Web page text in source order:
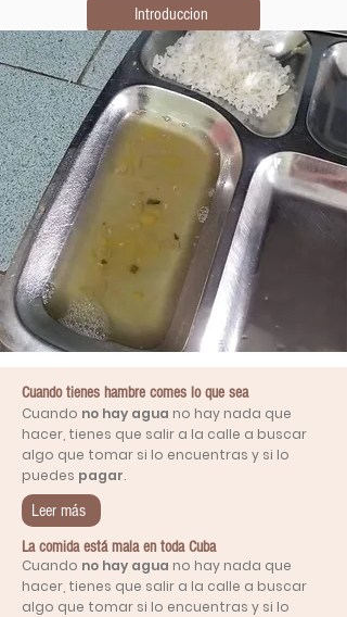
Introduccion
Entrevistas
Cuando tienes hambre comes lo que sea
Cuando no hay agua no hay nada que
hacer, tienes que salir a la calle a buscar
algo que tomar si lo encuentras y si lo
puedes pagar.
Leer más
La comida está mala en toda Cuba
Cuando no hay agua no hay nada que
hacer, tienes que salir a la calle a buscar
algo que tomar si lo encuentras y si lo